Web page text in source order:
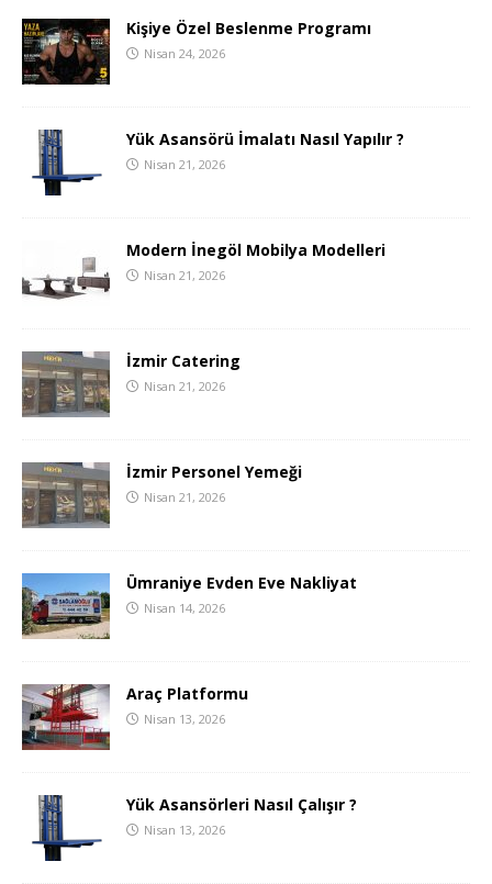
Kişiye Özel Beslenme Programı
Nisan 24, 2026
Yük Asansörü İmalatı Nasıl Yapılır ?
Nisan 21, 2026
Modern İnegöl Mobilya Modelleri
Nisan 21, 2026
İzmir Catering
Nisan 21, 2026
İzmir Personel Yemeği
Nisan 21, 2026
Ümraniye Evden Eve Nakliyat
Nisan 14, 2026
Araç Platformu
Nisan 13, 2026
Yük Asansörleri Nasıl Çalışır ?
Nisan 13, 2026